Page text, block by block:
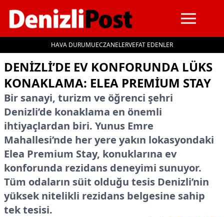
HAVA DURUMUECZANELERVEFAT EDENLER
İçeriğe geç
DENIZLI’DE EV KONFORUNDA LÜKS
KONAKLAMA: ELEA PREMIUM STAY
Bir sanayi, turizm ve öğrenci şehri
Denizli’de konaklama en önemli
ihtiyaçlardan biri. Yunus Emre
Mahallesi’nde her yere yakın lokasyondaki
Elea Premium Stay, konuklarına ev
konforunda rezidans deneyimi sunuyor.
Tüm odaların süit olduğu tesis Denizli’nin
yüksek nitelikli rezidans belgesine sahip
tek tesisi.